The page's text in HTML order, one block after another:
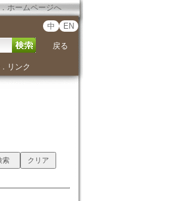
． ホームページへ
中 EN
戻る
． リンク